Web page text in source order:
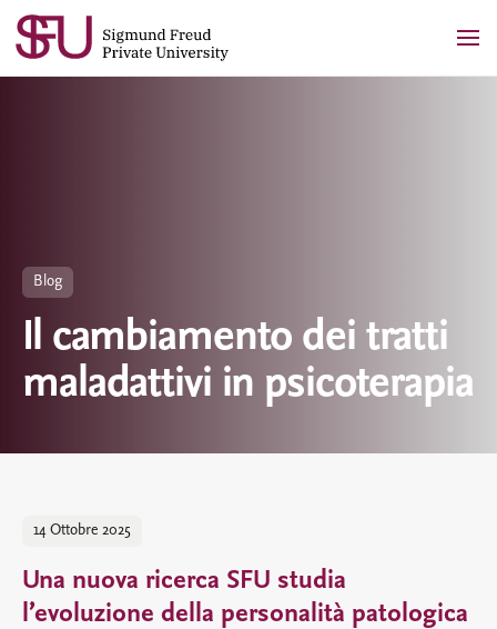
Blog
Il cambiamento dei tratti
maladattivi in psicoterapia
14 Ottobre 2025
Una nuova ricerca SFU studia
l’evoluzione della personalità patologica